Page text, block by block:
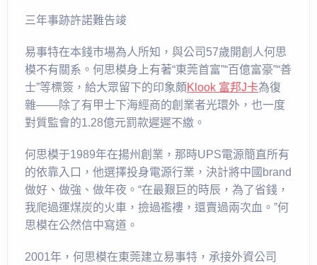
三年事跡許諾難告竣
易事特在本錢市場為人所知，與公司57歲開創人何思
模不有關系。何思模身上有著“東莞首富”“百億富豪”“善
士”等標簽，給大眾留下的印象頗Klook 富邦J卡為復
雜——除了有甲士下海經商的創業者光環外，也一度
對質監會的1.28億元罰款遲遲不繳。
何思模于1989年在揚州創業，那時UPS電源簡直所有
的依靠入口，他選擇投身電源行業，決計將中國brand
做好、做強、做年夜。“在最艱巨的時辰，為了省錢，
我爬過運煤炭的火車，撿過襤褸，還賣過兩次血。”何
思模在公然信中寫道。
2001年，何思模在東莞建立易事特，承接外資公司